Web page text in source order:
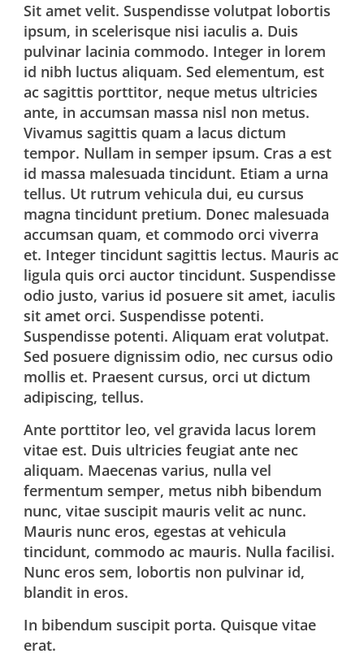
Sit amet velit. Suspendisse volutpat lobortis
ipsum, in scelerisque nisi iaculis a. Duis
pulvinar lacinia commodo. Integer in lorem
id nibh luctus aliquam. Sed elementum, est
ac sagittis porttitor, neque metus ultricies
ante, in accumsan massa nisl non metus.
Vivamus sagittis quam a lacus dictum
tempor. Nullam in semper ipsum. Cras a est
id massa malesuada tincidunt. Etiam a urna
tellus. Ut rutrum vehicula dui, eu cursus
magna tincidunt pretium. Donec malesuada
accumsan quam, et commodo orci viverra
et. Integer tincidunt sagittis lectus. Mauris ac
ligula quis orci auctor tincidunt. Suspendisse
odio justo, varius id posuere sit amet, iaculis
sit amet orci. Suspendisse potenti.
Suspendisse potenti. Aliquam erat volutpat.
Sed posuere dignissim odio, nec cursus odio
mollis et. Praesent cursus, orci ut dictum
adipiscing, tellus.
Ante porttitor leo, vel gravida lacus lorem
vitae est. Duis ultricies feugiat ante nec
aliquam. Maecenas varius, nulla vel
fermentum semper, metus nibh bibendum
nunc, vitae suscipit mauris velit ac nunc.
Mauris nunc eros, egestas at vehicula
tincidunt, commodo ac mauris. Nulla facilisi.
Nunc eros sem, lobortis non pulvinar id,
blandit in eros.
In bibendum suscipit porta. Quisque vitae
erat.